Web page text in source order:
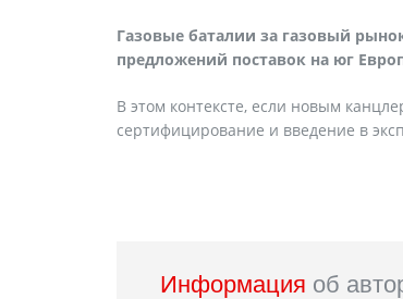
Газовые баталии за газовый
предложений поставок на юг
В этом контексте, если новым
сертифицирование и введение в
Информация об